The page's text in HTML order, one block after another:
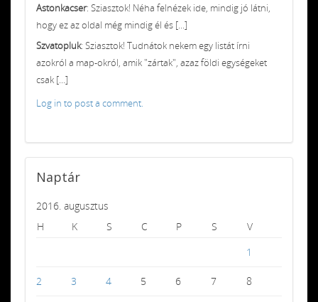
Astonkacser: Sziasztok! Néha felnézek ide, mindig jó látni,
hogy ez az oldal még mindig él és [...]
Szvatopluk: Sziasztok! Tudnátok nekem egy listát írni
azokról a map-okról, amik "zártak", azaz földi egységeket
csak [...]
Log in to post a comment.
Naptár
2016. augusztus
H
K S C P S
V
1
2 3 4 5 6 7 8